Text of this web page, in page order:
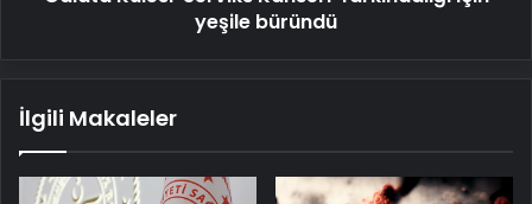
yeşile büründü
İlgili Makaleler